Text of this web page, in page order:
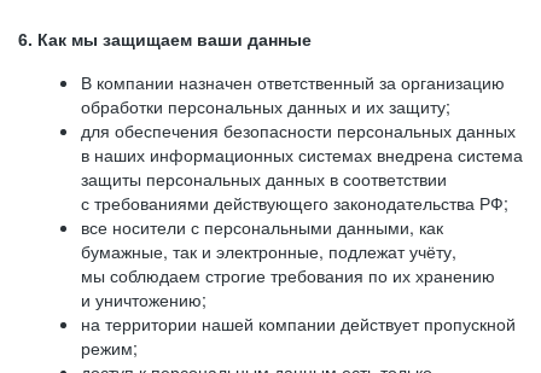
6. Как мы защищаем ваши данные
В компании назначен ответственный за организацию
обработки персональных данных и их защиту;
для обеспечения безопасности персональных данных
в наших информационных системах внедрена система
защиты персональных данных в соответствии
с требованиями действующего законодательства РФ;
все носители с персональными данными, как
бумажные, так и электронные, подлежат учёту,
мы соблюдаем строгие требования по их хранению
и уничтожению;
на территории нашей компании действует пропускной
режим;